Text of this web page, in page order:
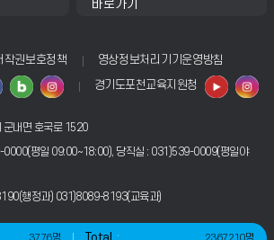
바로가기
작권보호정책
영상정보처리기기운영방침
경기도포천교육지원청
군내면 호국로 1520
0000(평일 09:00~18:00), 당직실 : 031)539-0009(평일야
행정과) 031)8089-8193(교육과)